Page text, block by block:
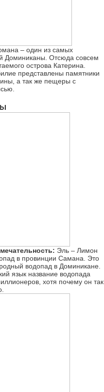
– один из самых
Доминиканы. Отсюда совсем
острова Катерина.
представлены памятники
а так же пещеры с
Эль – Лимон
в провинции Самана. Это
водопад в Доминикане.
язык название водопада
хотя почему он так